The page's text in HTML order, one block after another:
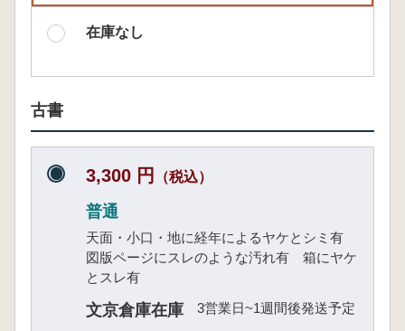
在庫なし
古書
3,300 円 （税込）
普通
天面・小口・地に経年によるヤケとシミ有
図版ページにスレのような汚れ有 箱にヤケ
とスレ有
文京倉庫在庫 3営業日~1週間後発送予定